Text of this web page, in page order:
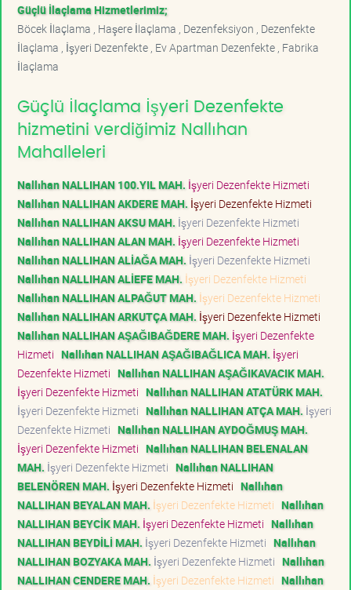
Güçlü İlaçlama Hizmetlerimiz;
Böcek İlaçlama , Haşere İlaçlama , Dezenfeksiyon , Dezenfekte
İlaçlama , İşyeri Dezenfekte , Ev Apartman Dezenfekte , Fabrika
İlaçlama
Güçlü İlaçlama İşyeri Dezenfekte
hizmetini verdiğimiz Nallıhan
Mahalleleri
Nallıhan NALLIHAN 100.YIL MAH. İşyeri Dezenfekte Hizmeti
Nallıhan NALLIHAN AKDERE MAH. İşyeri Dezenfekte Hizmeti
Nallıhan NALLIHAN AKSU MAH. İşyeri Dezenfekte Hizmeti
Nallıhan NALLIHAN ALAN MAH. İşyeri Dezenfekte Hizmeti
Nallıhan NALLIHAN ALİAĞA MAH. İşyeri Dezenfekte Hizmeti
Nallıhan NALLIHAN ALİEFE MAH. İşyeri Dezenfekte Hizmeti
Nallıhan NALLIHAN ALPAĞUT MAH. İşyeri Dezenfekte Hizmeti
Nallıhan NALLIHAN ARKUTÇA MAH. İşyeri Dezenfekte Hizmeti
Nallıhan NALLIHAN AŞAĞIBAĞDERE MAH. İşyeri Dezenfekte
Hizmeti Nallıhan NALLIHAN AŞAĞIBAĞLICA MAH. İşyeri
Dezenfekte Hizmeti Nallıhan NALLIHAN AŞAĞIKAVACIK MAH.
İşyeri Dezenfekte Hizmeti Nallıhan NALLIHAN ATATÜRK MAH.
İşyeri Dezenfekte Hizmeti Nallıhan NALLIHAN ATÇA MAH. İşyeri
Dezenfekte Hizmeti Nallıhan NALLIHAN AYDOĞMUŞ MAH.
İşyeri Dezenfekte Hizmeti Nallıhan NALLIHAN BELENALAN
MAH. İşyeri Dezenfekte Hizmeti Nallıhan NALLIHAN
BELENÖREN MAH. İşyeri Dezenfekte Hizmeti Nallıhan
NALLIHAN BEYALAN MAH. İşyeri Dezenfekte Hizmeti Nallıhan
NALLIHAN BEYCİK MAH. İşyeri Dezenfekte Hizmeti Nallıhan
NALLIHAN BEYDİLİ MAH. İşyeri Dezenfekte Hizmeti Nallıhan
NALLIHAN BOZYAKA MAH. İşyeri Dezenfekte Hizmeti Nallıhan
NALLIHAN CENDERE MAH. İşyeri Dezenfekte Hizmeti Nallıhan